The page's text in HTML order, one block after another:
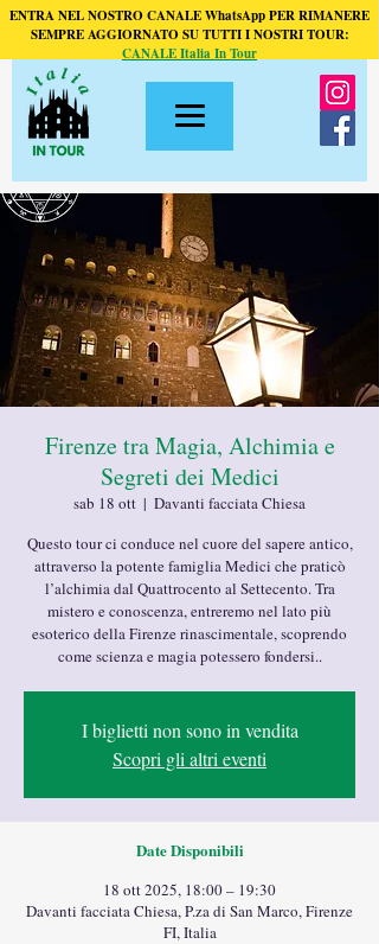
ENTRA NEL NOSTRO CANALE WhatsApp PER RIMANERE
SEMPRE AGGIORNATO SU TUTTI I NOSTRI TOUR:
CANALE Italia In Tour
Firenze tra Magia, Alchimia e
Segreti dei Medici
sab 18 ott
  |
Davanti facciata Chiesa
Questo tour ci conduce nel cuore del sapere antico,
attraverso la potente famiglia Medici che praticò
l’alchimia dal Quattrocento al Settecento. Tra
mistero e conoscenza, entreremo nel lato più
esoterico della Firenze rinascimentale, scoprendo
come scienza e magia potessero fondersi..
I biglietti non sono in vendita
Scopri gli altri eventi
Date Disponibili
18 ott 2025, 18:00 – 19:30
Davanti facciata Chiesa, P.za di San Marco, Firenze
FI, Italia